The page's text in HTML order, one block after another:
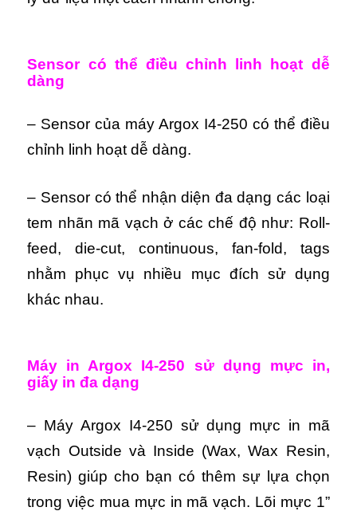
Sensor có thể điều chỉnh linh hoạt dễ
dàng
– Sensor của máy Argox I4-250 có thể điều
chỉnh linh hoạt dễ dàng.
– Sensor có thể nhận diện đa dạng các loại
tem nhãn mã vạch ở các chế độ như: Roll-
feed, die-cut, continuous, fan-fold, tags
nhằm phục vụ nhiều mục đích sử dụng
khác nhau.
Máy in Argox I4-250 sử dụng mực in,
giấy in đa dạng
– Máy Argox I4-250 sử dụng mực in mã
vạch Outside và Inside (Wax, Wax Resin,
Resin) giúp cho bạn có thêm sự lựa chọn
trong việc mua mực in mã vạch. Lõi mực 1”